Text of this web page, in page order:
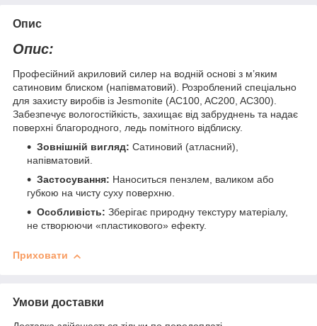
Опис
Опис:
Професійний акриловий силер на водній основі з м’яким
сатиновим блиском (напівматовий). Розроблений спеціально
для захисту виробів із Jesmonite (AC100, AC200, AC300).
Забезпечує вологостійкість, захищає від забруднень та надає
поверхні благородного, ледь помітного відблиску.
Зовнішній вигляд: Сатиновий (атласний),
напівматовий.
Застосування: Наноситься пензлем, валиком або
губкою на чисту суху поверхню.
Особливість: Зберігає природну текстуру матеріалу,
не створюючи «пластикового» ефекту.
Приховати
Умови доставки